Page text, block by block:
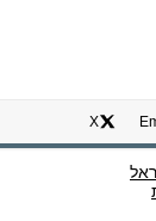
X
ישראל